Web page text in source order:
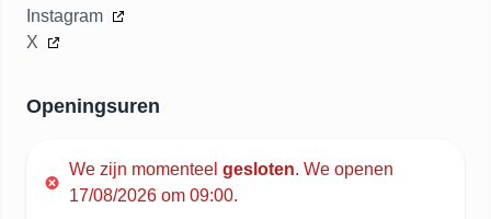
Instagram
X
Openingsuren
We zijn momenteelgesloten.We openen
17/08/2026 om 09:00.